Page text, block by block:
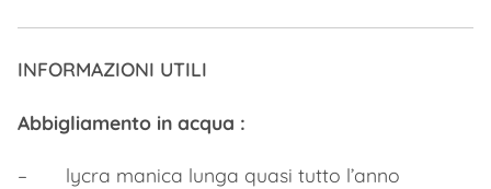
INFORMAZIONI UTILI
Abbigliamento in acqua :
– lycra manica lunga quasi tutto l’anno